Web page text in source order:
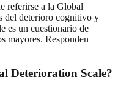
referirse a la Global
del deterioro cognitivo y
es un cuestionario de
mayores. Responden
Deterioration Scale?